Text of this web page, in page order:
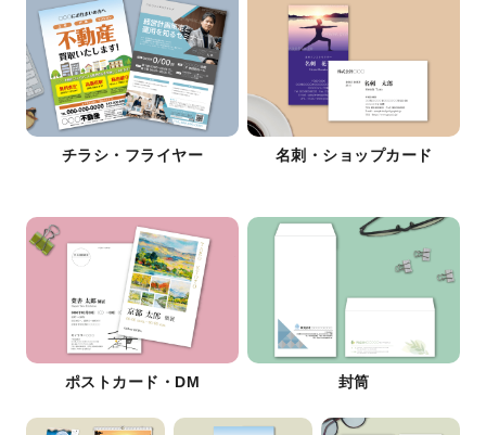
チラシ・フライヤー 名刺・ショップカード
ポストカード・DM 封筒